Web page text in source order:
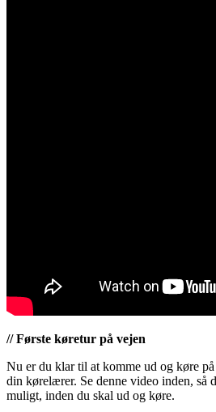
// Første køretur på vejen
Nu er du klar til at komme ud og køre
din kørelærer. Se denne video inden, så
muligt, inden du skal ud og køre.